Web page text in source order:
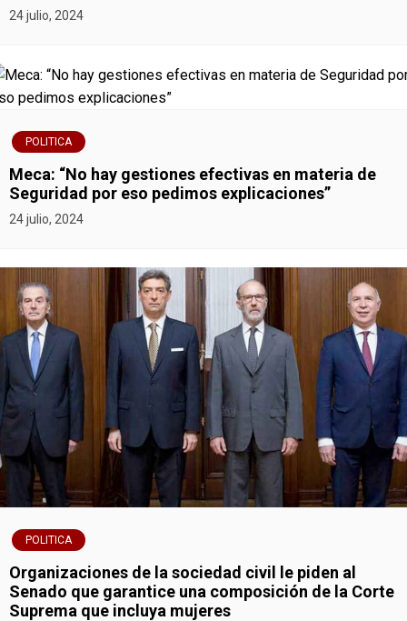
24 julio, 2024
POLITICA
Meca: “No hay gestiones efectivas en materia de
Seguridad por eso pedimos explicaciones”
24 julio, 2024
POLITICA
Organizaciones de la sociedad civil le piden al
Senado que garantice una composición de la Corte
Suprema que incluya mujeres